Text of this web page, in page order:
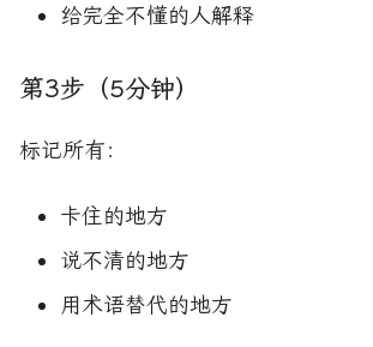
给完全不懂的人解释
第3步（5分钟）
标记所有：
卡住的地方
说不清的地方
用术语替代的地方